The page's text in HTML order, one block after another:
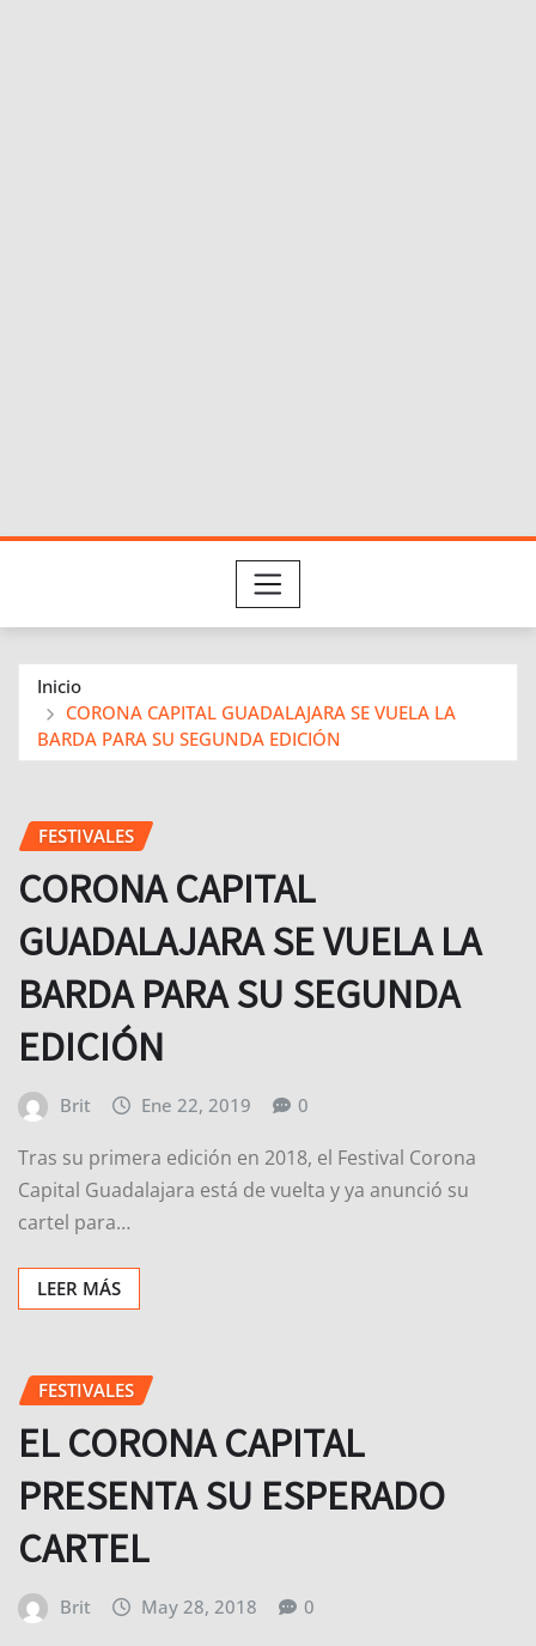
Inicio
CORONA CAPITAL GUADALAJARA SE VUELA LA
BARDA PARA SU SEGUNDA EDICIÓN
FESTIVALES
CORONA CAPITAL
GUADALAJARA SE VUELA LA
BARDA PARA SU SEGUNDA
EDICIÓN
Brit Ene 22, 2019 0
Tras su primera edición en 2018, el Festival Corona
Capital Guadalajara está de vuelta y ya anunció su
cartel para…
LEER MÁS
FESTIVALES
EL CORONA CAPITAL
PRESENTA SU ESPERADO
CARTEL
Brit May 28, 2018 0